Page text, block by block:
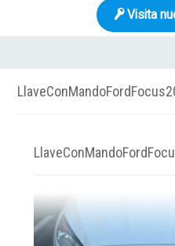
Visita